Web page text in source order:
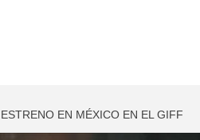
EN MÉXICO EN EL GIFF